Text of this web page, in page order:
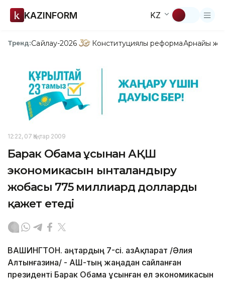
KAZINFORM KZ
Тренд:Сайлау-2026 Конституциялық реформаАрнайы
12:22, 07 Қаңтар 2009
Барак Обама ұсынған АҚШ
экономикасын ынталандыру
жобасы 775 миллиард долларды
қажет етеді
ВАШИНГТОН. Қаңтардың 7-сі. ҚазАқпарат /Әлия
Алтынғазина/ - АҚШ-тың жаңадан сайланған
президенті Барак Обама ұсынған ел экономикасын